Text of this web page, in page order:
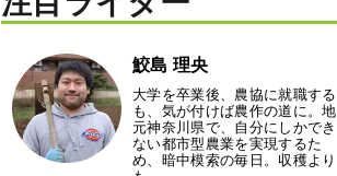
鮫島 理央
大学を卒業後、農協に就職する
も、気が付けば農作の道に。地
元神奈川県で、自分にしかでき
ない都市型農業を実現するた
め、暗中模索の毎日。収穫より